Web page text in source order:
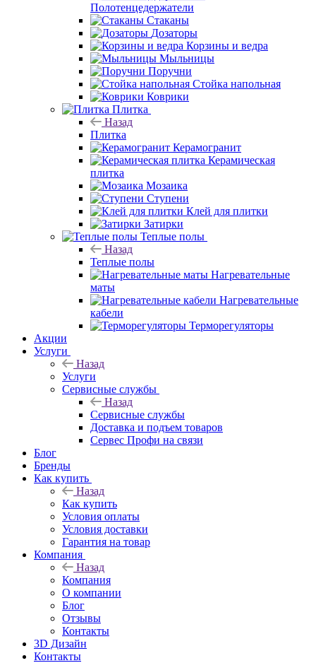
Полотенцедержатели
Стаканы
Дозаторы
Корзины и ведра
Мыльницы
Поручни
Стойка напольная
Коврики
Плитка
Назад
Плитка
Керамогранит
Керамическая
плитка
Мозаика
Ступени
Клей для плитки
Затирки
Теплые полы
Назад
Теплые полы
Нагревательные
маты
Нагревательные
кабели
Терморегуляторы
Акции
Услуги
Назад
Услуги
Сервисные службы
Назад
Сервисные службы
Доставка и подъем товаров
Сервес Профи на связи
Блог
Бренды
Как купить
Назад
Как купить
Условия оплаты
Условия доставки
Гарантия на товар
Компания
Назад
Компания
О компании
Блог
Отзывы
Контакты
3D Дизайн
Контакты